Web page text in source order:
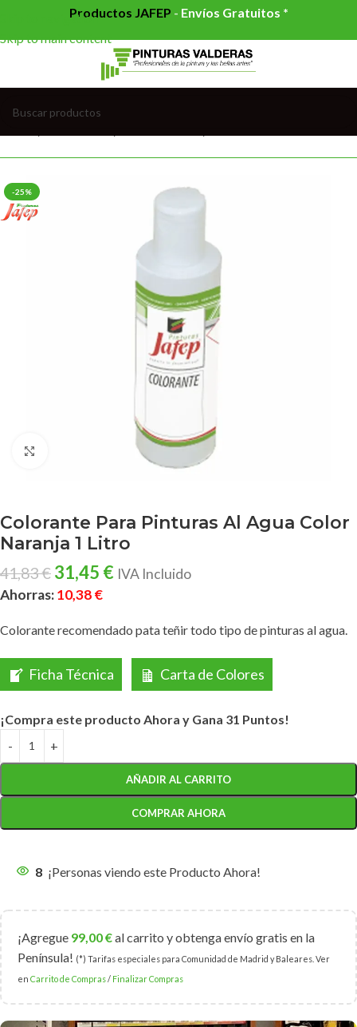
Skip to navigation
Skip to main content
Productos JAFEP - Envíos Gratuitos *
-25%
Colorante Para Pinturas Al Agua Color
Naranja 1 Litro
41,83€ 31,45 € IVA Incluido
Ahorras:10,38€
Colorante recomendado pata teñir todo tipo de pinturas al agua.
Ficha Técnica Carta de Colores
¡Compra este producto Ahora y Gana 31 Puntos!
AÑADIR AL CARRITO
COMPRAR AHORA
8 ¡Personas viendo este Producto Ahora!
¡Agregue 99,00€al carrito y obtenga envío gratis en la
Península! (*) Tarifas especiales para Comunidad de Madrid y Baleares. Ver
en Carrito de Compras/ Finalizar Compras